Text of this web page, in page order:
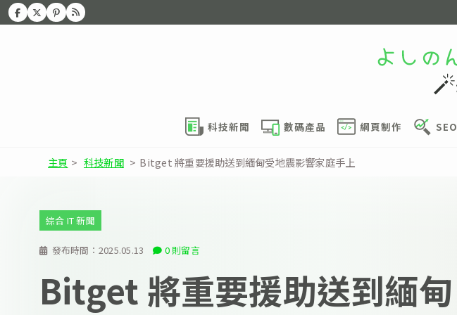
科技新聞 數碼產品 網頁制作 SEO
主頁 > 科技新聞 > Bitget 將重要援助送到緬甸受地震影響家庭手上
發布時間： 2025.05.13 0 則留言
綜合 IT 新聞
Bitget 將重要援助送到緬甸